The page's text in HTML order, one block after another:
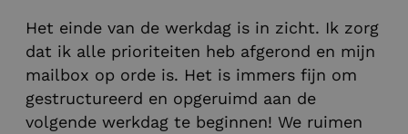
Het einde van de werkdag is in zicht. Ik zorg
dat ik alle prioriteiten heb afgerond en mijn
mailbox op orde is. Het is immers fijn om
gestructureerd en opgeruimd aan de
volgende werkdag te beginnen! We ruimen